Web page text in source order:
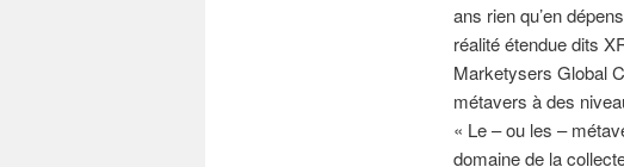
ans rien qu’en
réalité étendue dits
Marketysers Global
métavers à des
« Le – ou les –
domaine de la